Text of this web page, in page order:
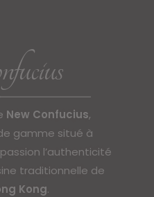
New Confucius,
gamme situé à
l’authenticité
traditionnelle de
Kong.